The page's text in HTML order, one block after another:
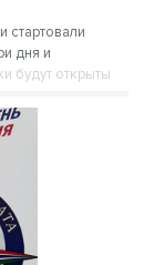
стартовали
дня и
будут открыты